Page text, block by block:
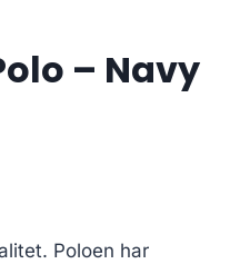
– Navy
Poloen har